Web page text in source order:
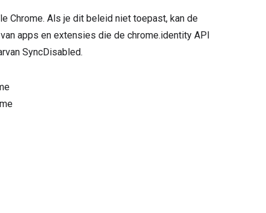
Chrome. Als je dit beleid niet toepast, kan de
apps en extensies die de chrome.identity API
SyncDisabled.